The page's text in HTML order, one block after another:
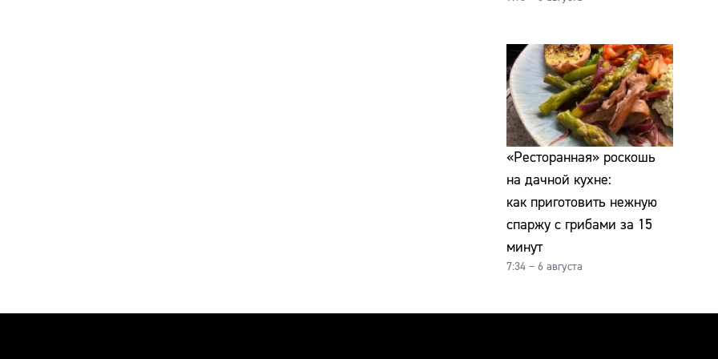
«Ресторанная» роскошь
на дачной кухне:
как приготовить нежную
спаржу с грибами за 15
минут
7:34 – 6 августа